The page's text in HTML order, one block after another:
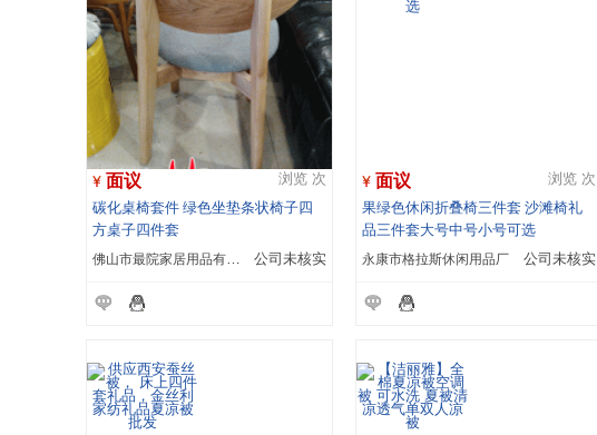
面议 浏览 次
碳化桌椅套件 绿色坐垫条状椅子四
方桌子四件套
佛山市最院家居用品有限公司 公司未核实
面议 浏览 次
果绿色休闲折叠椅三件套 沙滩椅礼
品三件套大号中号小号可选
永康市格拉斯休闲用品厂 公司未核实